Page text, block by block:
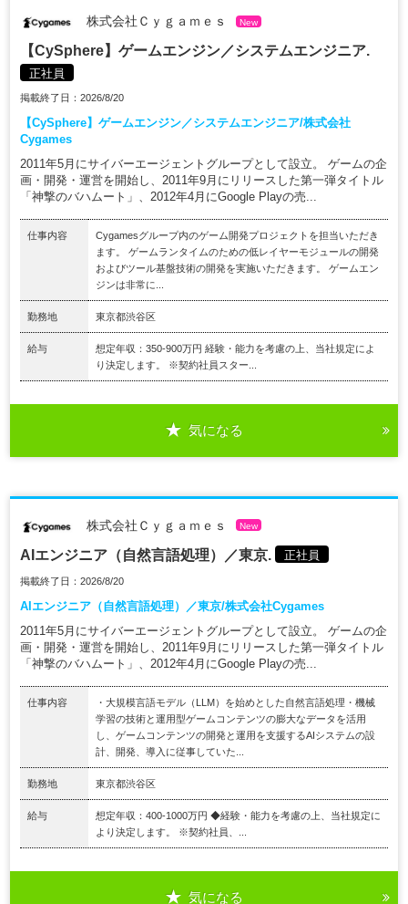
株式会社Ｃｙｇａｍｅｓ New
【CySphere】ゲームエンジン／システムエンジニア.
正社員
掲載終了日：2026/8/20
【CySphere】ゲームエンジン／システムエンジニア/株式会社
Cygames
2011年5月にサイバーエージェントグループとして設立。 ゲームの企
画・開発・運営を開始し、2011年9月にリリースした第一弾タイトル
「神撃のバハムート」、2012年4月にGoogle Playの売...
仕事内容
Cygamesグループ内のゲーム開発プロジェクトを担当いただき
ます。 ゲームランタイムのための低レイヤーモジュールの開発
およびツール基盤技術の開発を実施いただきます。 ゲームエン
ジンは非常に...
勤務地 東京都渋谷区
給与
想定年収：350-900万円 経験・能力を考慮の上、当社規定によ
り決定します。 ※契約社員スター...
気になる
株式会社Ｃｙｇａｍｅｓ New
AIエンジニア（自然言語処理）／東京. 正社員
掲載終了日：2026/8/20
AIエンジニア（自然言語処理）／東京/株式会社Cygames
2011年5月にサイバーエージェントグループとして設立。 ゲームの企
画・開発・運営を開始し、2011年9月にリリースした第一弾タイトル
「神撃のバハムート」、2012年4月にGoogle Playの売...
仕事内容
・大規模言語モデル（LLM）を始めとした自然言語処理・機械
学習の技術と運用型ゲームコンテンツの膨大なデータを活用
し、ゲームコンテンツの開発と運用を支援するAIシステムの設
計、開発、導入に従事していた...
勤務地 東京都渋谷区
給与
想定年収：400-1000万円 ◆経験・能力を考慮の上、当社規定に
より決定します。 ※契約社員、...
気になる